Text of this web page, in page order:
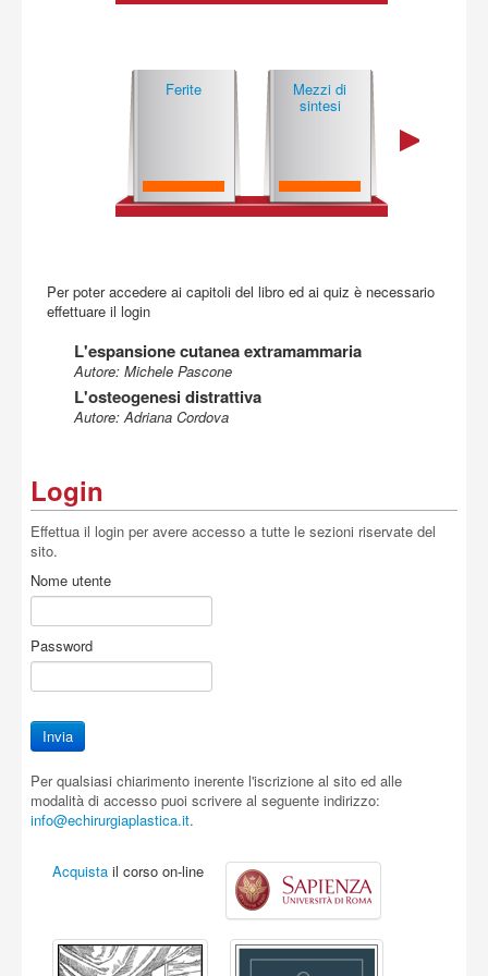
Ferite Mezzi di
sintesi
Per poter accedere ai capitoli del libro ed ai quiz è necessario
effettuare il login
L'espansione cutanea extramammaria
Autore: Michele Pascone
L'osteogenesi distrattiva
Autore: Adriana Cordova
Login
Effettua il login per avere accesso a tutte le sezioni riservate del
sito.
Nome utente
Password
Per qualsiasi chiarimento inerente l'iscrizione al sito ed alle
modalità di accesso puoi scrivere al seguente indirizzo:
info@echirurgiaplastica.it.
Acquista il corso on-line